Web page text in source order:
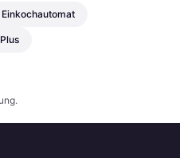
Einkochautomat